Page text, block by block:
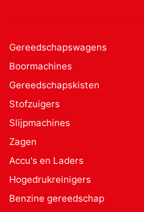
Gereedschapswagens
Boormachines
Gereedschapskisten
Stofzuigers
Slijpmachines
Zagen
Accu's en Laders
Hogedrukreinigers
Benzine gereedschap